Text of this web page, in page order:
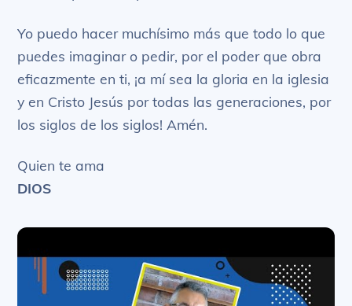
Yo puedo hacer muchísimo más que todo lo que
puedes imaginar o pedir, por el poder que obra
eficazmente en ti, ¡a mí sea la gloria en la iglesia
y en Cristo Jesús por todas las generaciones, por
los siglos de los siglos! Amén.
Quien te ama
DIOS